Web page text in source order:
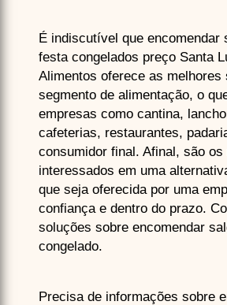
É indiscutível que encomendar
festa congelados preço Santa
Alimentos oferece as melhores
segmento de alimentação, o
empresas como cantina,
cafeterias, restaurantes,
consumidor final. Afinal, são os
interessados em uma
que seja oferecida por uma
confiança e dentro do prazo.
soluções sobre encomendar
congelado.
Precisa de informações sobre